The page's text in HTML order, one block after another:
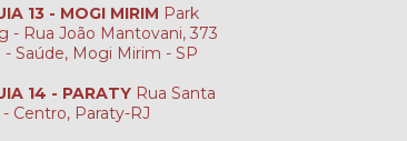
13 - MOGI MIRIM Park
- Rua João Mantovani, 373
- Saúde, Mogi Mirim - SP
14 - PARATY Rua Santa
- Centro, Paraty-RJ